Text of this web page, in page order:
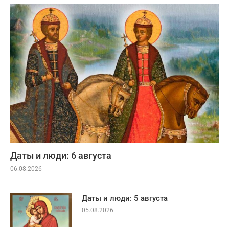
Даты и люди: 6 августа
06.08.2026
Даты и люди: 5 августа
05.08.2026